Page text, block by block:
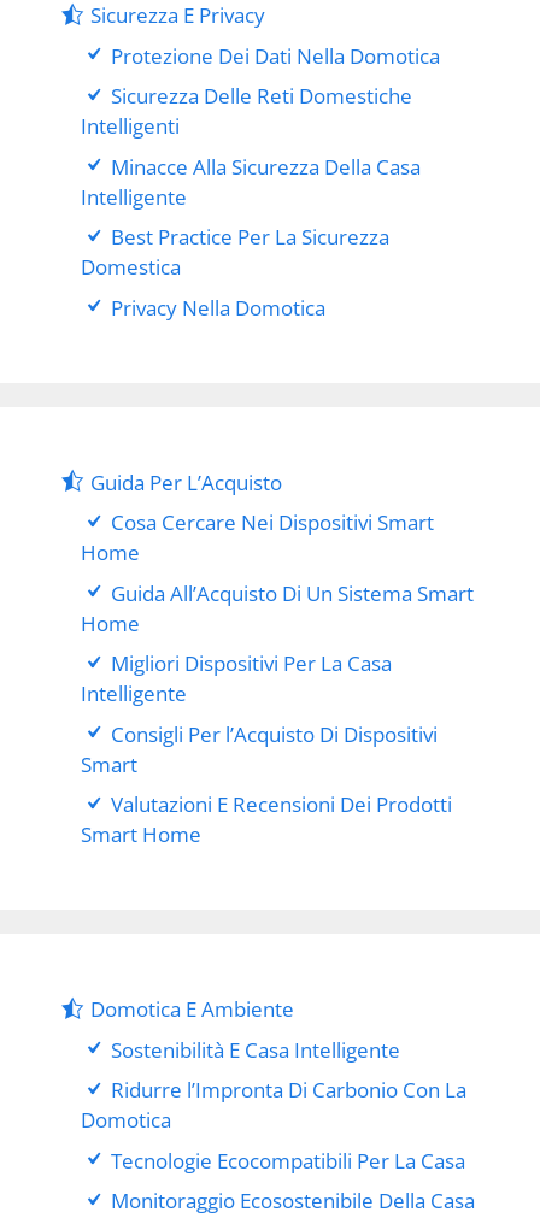
Sicurezza E Privacy
Protezione Dei Dati Nella Domotica
Sicurezza Delle Reti Domestiche
Intelligenti
Minacce Alla Sicurezza Della Casa
Intelligente
Best Practice Per La Sicurezza
Domestica
Privacy Nella Domotica
Guida Per L’Acquisto
Cosa Cercare Nei Dispositivi Smart
Home
Guida All’Acquisto Di Un Sistema Smart
Home
Migliori Dispositivi Per La Casa
Intelligente
Consigli Per l’Acquisto Di Dispositivi
Smart
Valutazioni E Recensioni Dei Prodotti
Smart Home
Domotica E Ambiente
Sostenibilità E Casa Intelligente
Ridurre l’Impronta Di Carbonio Con La
Domotica
Tecnologie Ecocompatibili Per La Casa
Monitoraggio Ecosostenibile Della Casa